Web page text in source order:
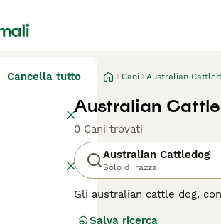
Cancella tutto Cani Australian
Australian
0 Cani trovati
Australian Cattledog
Solo di razza
Gli australian cattle dog,
Salva ricerca